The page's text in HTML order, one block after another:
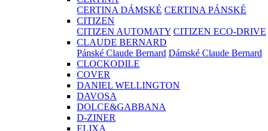
CERTINA DÁMSKÉ CERTINA PÁNSKÉ
CITIZEN
CITIZEN AUTOMATY CITIZEN ECO-DRIVE
CLAUDE BERNARD
Pánské Claude Bernard Dámské Claude Bernard
CLOCKODILE
COVER
DANIEL WELLINGTON
DAVOSA
DOLCE&GABBANA
D-ZINER
ELIXA